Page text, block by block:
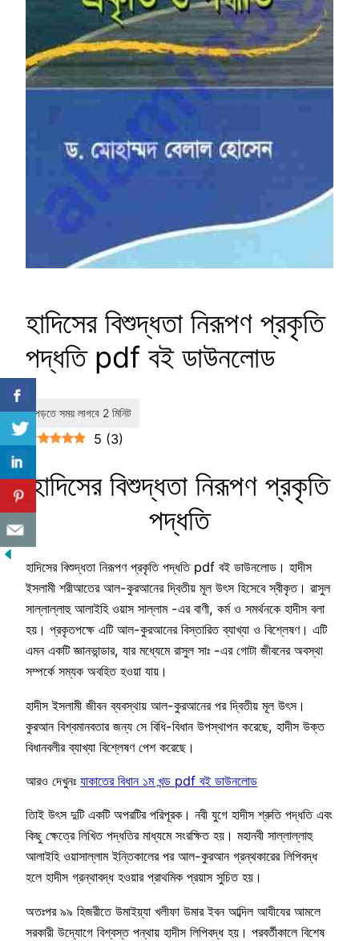
হাদিসের বিশুদ্ধতা নিরূপণ প্রকৃতি
পদ্ধতি pdf বই ডাউনলোড
5 (3)
হাদিসের বিশুদ্ধতা নিরূপণ প্রকৃতি
পদ্ধতি
হাদিসের বিশুদ্ধতা নিরূপণ প্রকৃতি পদ্ধতি pdf বই ডাউনলোড। হাদীস
ইসলামী শরীআতের আল-কুরআনের দ্বিতীয় মূল উৎস হিসেবে স্বীকৃত। রাসুল
সাল্লাল্লাহু আলাইহি ওয়াস সাল্লাম -এর বাণী, কর্ম ও সমর্থনকে হাদীস বলা
হয়। প্রকৃতপক্ষে এটি আল-কুরআনের বিস্তারিত ব্যাখ্যা ও বিশ্লেষণ। এটি
এমন একটি জ্ঞানভান্ডার, যার মধ্যেমে রাসুল সাঃ -এর গোটা জীবনের অবস্থা
সম্পর্কে সম্যক অবহিত হওয়া যায়।
হাদীস ইসলামী জীবন ব্যবস্থায় আল-কুরআনের পর দ্বিতীয় মূল উৎস।
কুরআন বিশ্বমানবতার জন্য সে বিধি-বিধান উপস্থাপন করেছে, হাদীস উক্ত
বিধানবলীর ব্যাখ্যা বিশ্লেষণ পেশ করেছে।
আরও দেখুনঃ যাকাতের বিধান ১ম খন্ড pdf বই ডাউনলোড
তািই উৎস দুটি একটি অপরটির পরিপূরক। নবী যুগে হাদীস শ্রুতি পদ্ধতি এবং
কিছু ক্ষেত্রে লিখিত পদ্ধতির মাধ্যমে সংরক্ষিত হয়। মহানবী সাল্লাল্লাহু
আলাইহি ওয়াসাল্লাম ইন্তিকালের পর আল-কুরআন গ্রন্থকারের লিপিবদ্ধ
হলে হাদীস গ্রন্থাবদ্ধ হওয়ার প্রাথমিক প্রয়াস সুচিত হয়।
অতঃপর ৯৯ হিজরীতে উমাইয়্যা খলীফা উমার ইবন আব্দিল আযীযের আমলে
সরকারী উদ্যোগে বিশ্বস্ত পন্থায় হাদীস লিপিবদ্ধ হয়। পরবর্তীকালে বিশেষ